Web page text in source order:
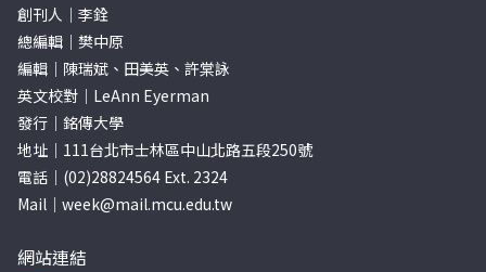
創刊人｜李銓
總編輯｜樊中原
編輯｜陳瑞斌、田美英、許棠詠
英文校對｜LeAnn Eyerman
發行｜銘傳大學
地址｜111台北市士林區中山北路五段250號
電話｜(02)28824564 Ext. 2324
Mail｜ week@mail.mcu.edu.tw
網站連結